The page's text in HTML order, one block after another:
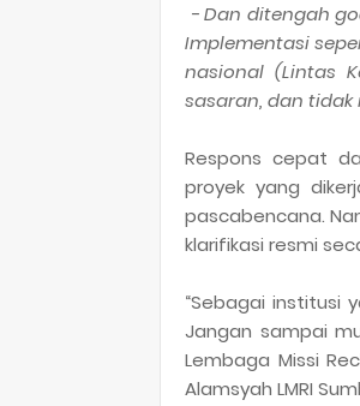
- Dan ditengah
Implementasi
nasional (Lintas
sasaran, dan tidak
Respons cepat
proyek yang
pascabencana.
klarifikasi resmi
“Sebagai institusi
Jangan sampai
Lembaga Missi
Alamsyah LMRI